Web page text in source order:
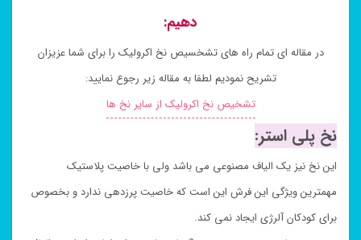
دهیم:
در مقاله ای تمام راه های تشخسیص نخ اکرولیک را برای شما عزیزان
تشریح نمودیم لطفا به مقاله زیر رجوع نمایید:
تشخیص نخ اکرولیک از سایر نخ ها
نخ پلی استر:
این نخ نیز یک الیاف مصنوعی می باشد ولی با خاصیت پلاستیک
مهمترین ویژگی این فرش این است که خاصیت پرزدهی ندارد و بخصوص
برای کودکان آلرژی ایجاد نمی کند.